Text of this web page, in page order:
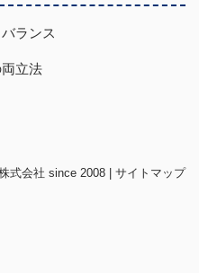
ランス
立法
式会社 since 2008 | サイトマップ